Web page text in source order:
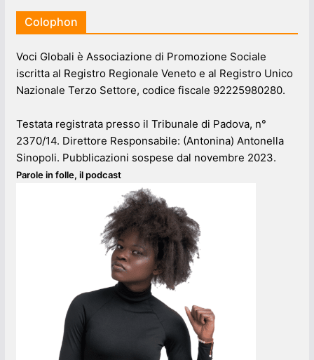
Colophon
Voci Globali è Associazione di Promozione Sociale
iscritta al Registro Regionale Veneto e al Registro Unico
Nazionale Terzo Settore, codice fiscale 92225980280.
Testata registrata presso il Tribunale di Padova, n°
2370/14. Direttore Responsabile: (Antonina) Antonella
Sinopoli. Pubblicazioni sospese dal novembre 2023.
Parole in folle, il podcast